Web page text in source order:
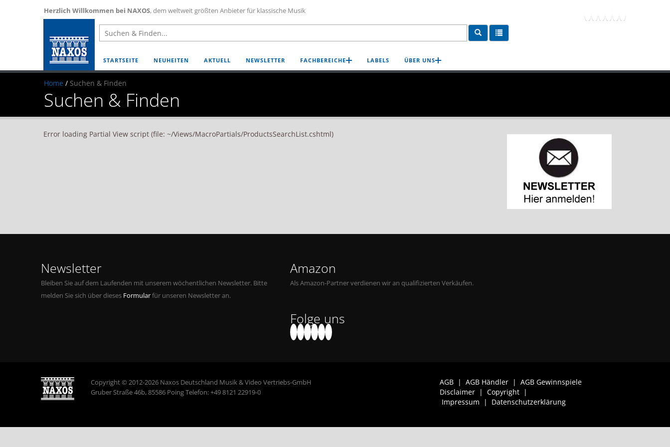
Herzlich Willkommen bei NAXOS, dem weltweit größten Anbieter für klassische Musik
STARTSEITE NEUHEITEN AKTUELL NEWSLETTER FACHBEREICHE LABELS ÜBER UNS
Home / Suchen & Finden
Suchen & Finden
Error loading Partial View script (file: ~/Views/MacroPartials/ProductsSearchList.cshtml)
Newsletter
Bleiben Sie auf dem Laufenden mit unserem wöchentlichen Newsletter. Bitte
melden Sie sich über dieses Formularfür unseren Newsletter an.
Amazon
Als Amazon-Partner verdienen wir an qualifizierten Verkäufen.
Folge uns
Copyright © 2012-2026 Naxos Deutschland Musik & Video Vertriebs-GmbH
Gruber Straße 46b, 85586 Poing Telefon: +49 8121 22919-0
AGB | AGB Händler | AGB Gewinnspiele
Disclaimer | Copyright |
Impressum
| Datenschutzerklärung